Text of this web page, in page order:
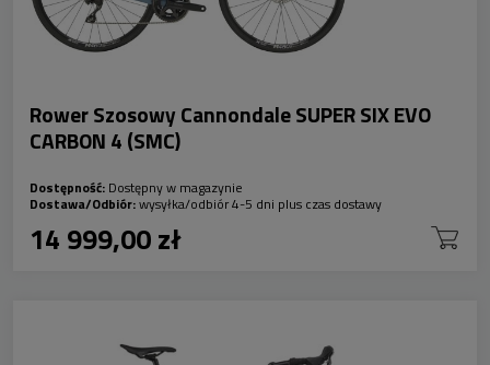
Rower Szosowy Cannondale SUPER SIX EVO
CARBON 4 (SMC)
Dostępność: Dostępny w magazynie
Dostawa/Odbiór:wysyłka/odbiór 4-5 dni plus czas dostawy
14 999,00 zł